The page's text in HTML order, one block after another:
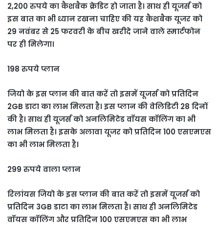
2,200 रुपये का कैशबैक क्रेडिट हो जाता है। साथ ही यूजर्स को
इस बात का भी ध्यान रखना चाहिए की यह कैशबैक यूजर को
29 नवंबर से 25 फरवरी के बीच खरीदे जाने वाले स्मार्टफोन
पर ही मिलेगा।
198 रुपये प्लान
जियो के इस प्लान की बात करें तो इसमें यूजर्स को प्रतिदिन
2GB डाटा का लाभ मिलता है। इस प्लान की वेलिडिटी 28 दिनों
की है। साथ ही यूजर्स को अनलिमिटेड वॉयस कॉलिंग का भी
लाभ मिलता है। इसके अलावा यूजर को प्रतिदिन 100 एसएमएस
का भी लाभ मिलता है।
299 रुपये वाला प्लान
रिलांयस जियो के इस प्लान की बात करें तो इसमें यूजर्स को
प्रतिदिन 3GB डाटा का लाभ मिलता है। साथ ही अनलिमिटेड
वॉयस कॉलिंग और प्रतिदिन 100 एसएमएस का भी लाभ